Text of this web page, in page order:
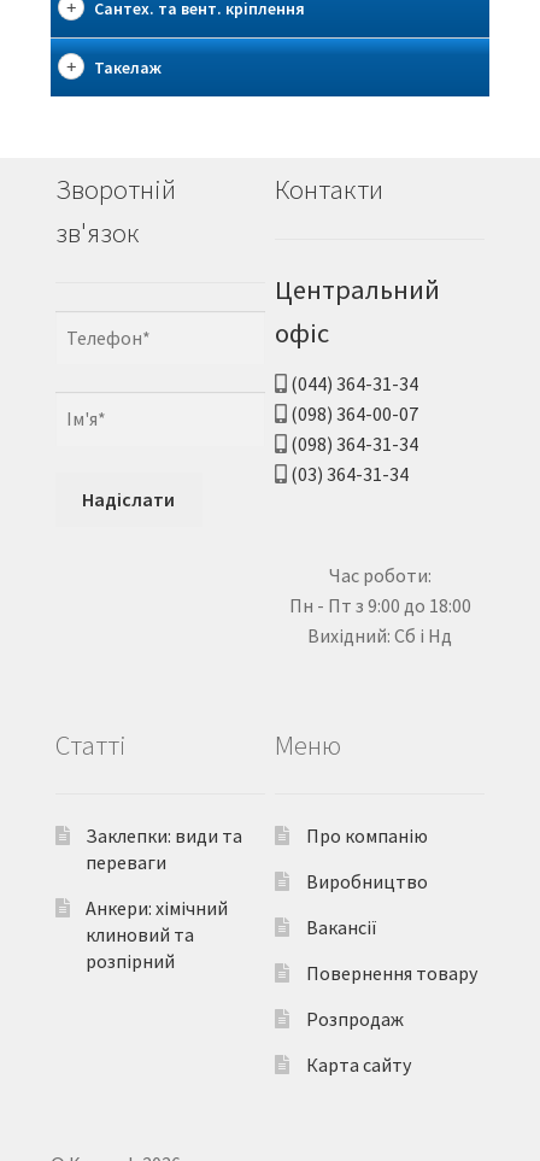
Сантех. та вент. кріплення
Такелаж
Зворотній
зв'язок
Контакти
Центральний
офіс
(044) 364-31-34
(098) 364-00-07
(098) 364-31-34
(03) 364-31-34
Час роботи:
Пн - Пт з 9:00 до 18:00
Вихідний: Сб і Нд
Статті
Заклепки: види та
переваги
Анкери: хімічний
клиновий та
розпірний
Меню
Про компанію
Виробництво
Вакансії
Повернення товару
Розпродаж
Карта сайту